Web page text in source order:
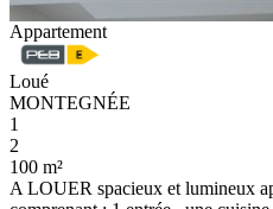
Appartement
Loué
MONTEGNÉE
1
2
100 m²
A LOUER spacieux et lumineux